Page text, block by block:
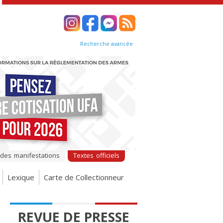
Recherche avancée
manifestations Textes officiels
Lexique Carte de Collectionneur
REVUE DE PRESSE